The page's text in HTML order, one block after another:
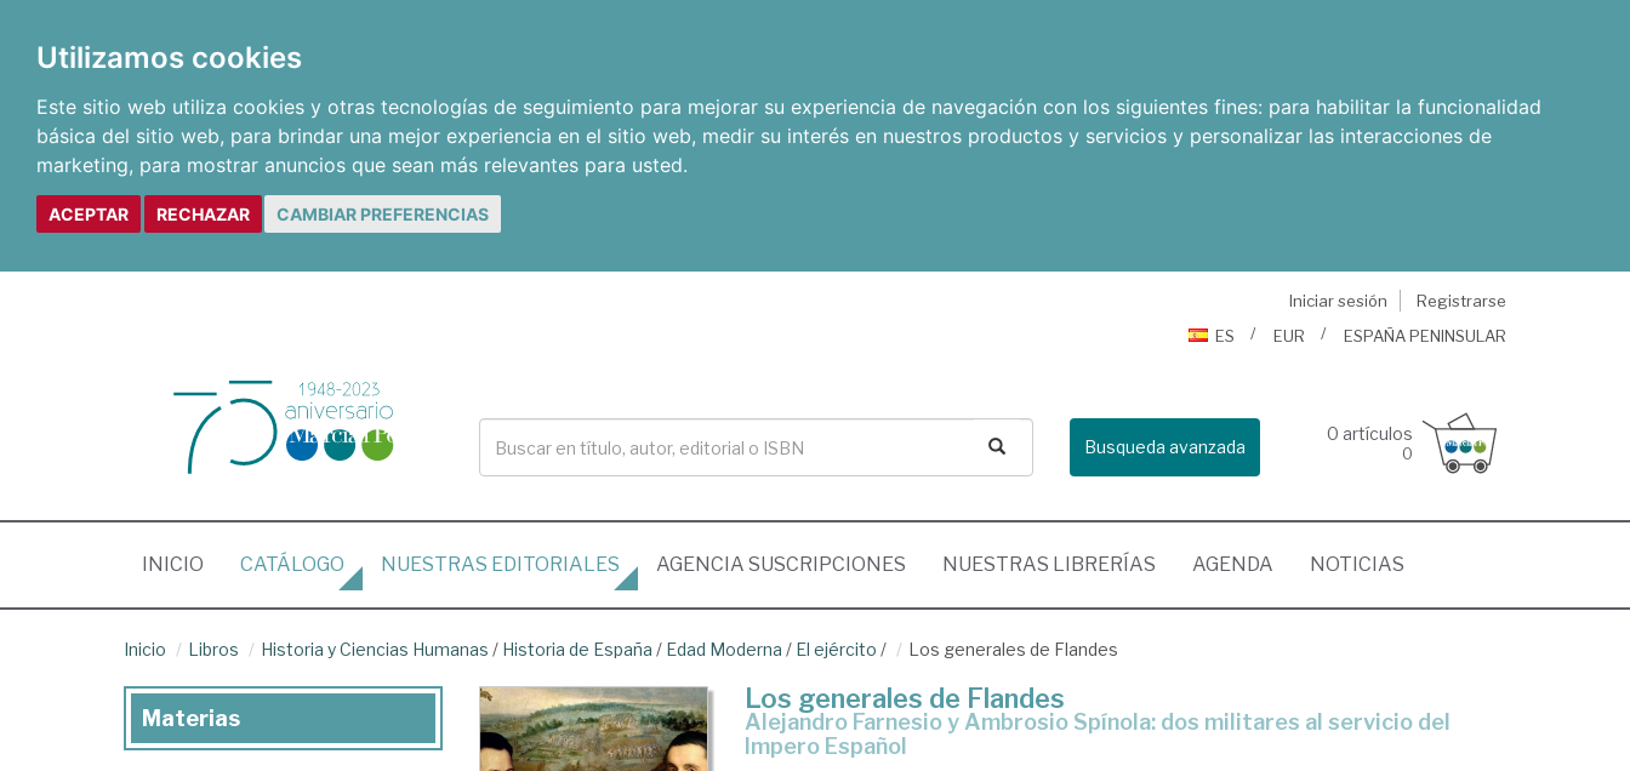
Utilizamos cookies
Este sitio web utiliza cookies y otras tecnologías de seguimiento para mejorar su experiencia de navegación con los siguientes fines: para habilitar la funcionalidad
básica del sitio web, para brindar una mejor experiencia en el sitio web, medir su interés en nuestros productos y servicios y personalizar las interacciones de
marketing, para mostrar anuncios que sean más relevantes para usted.
ACEPTAR RECHAZAR CAMBIAR PREFERENCIAS
Iniciar sesión
Registrarse
ES
EUR ESPAÑA PENINSULAR
Busqueda avanzada
0 artículos
0
INICIO (CURRENT)
CATÁLOGO NUESTRAS EDITORIALES AGENCIA SUSCRIPCIONES NUESTRAS LIBRERÍAS AGENDA NOTICIAS
Inicio Libros Historia y Ciencias Humanas / Historia de España / Edad Moderna / El ejército / Los generales de Flandes
Los generales de Flandes
Alejandro Farnesio y Ambrosio Spínola: dos militares al servicio del
Impero Español
Materias